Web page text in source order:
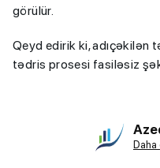
görülür.
Qeyd edirik ki,
tədris prosesi fasiləsiz
Daha